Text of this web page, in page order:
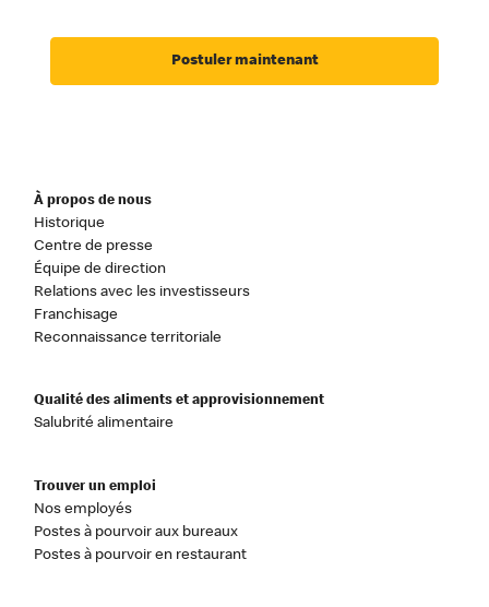
Postuler maintenant
À propos de nous
Historique
Centre de presse
Équipe de direction
Relations avec les investisseurs
Franchisage
Reconnaissance territoriale
Qualité des aliments et approvisionnement
Salubrité alimentaire
Trouver un emploi
Nos employés
Postes à pourvoir aux bureaux
Postes à pourvoir en restaurant